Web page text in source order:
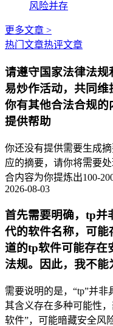
风险并存
更多文章 >
热门文章热评文章
请遵守国家法律法
易炒作活动，共同
你有其他合法合规
提供帮助
你还没有提供需要生成
应的摘要，请你将需要
合内容为你提炼出100-
2026-08-03
首先需要明确，tp并
代的软件名称，可
道的tp软件可能存在
法规。因此，我不能
需要说明的是，“tp”并非
其含义存在多种可能性
软件”，可能暗藏安全风